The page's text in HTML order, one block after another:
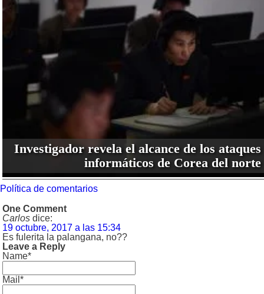
Investigador revela el alcance de los ataques
informáticos de Corea del norte
Política de comentarios
One Comment
Carlos dice:
19 octubre, 2017 a las 15:34
Es fulerita la palangana, no??
Leave a Reply
Name*
Mail*